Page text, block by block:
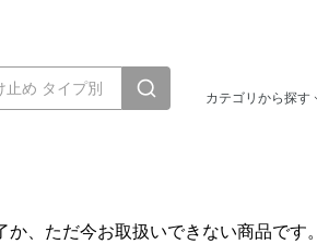
カテゴリから探す
か、ただ今お取扱いできない商品です。